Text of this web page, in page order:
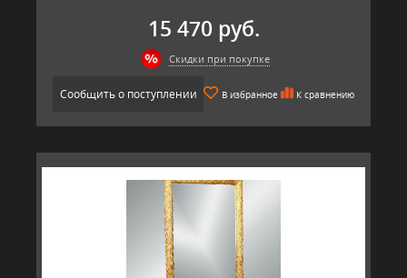
15 470 руб.
Скидки при покупке
Сообщить о поступлении В избранное К сравнению